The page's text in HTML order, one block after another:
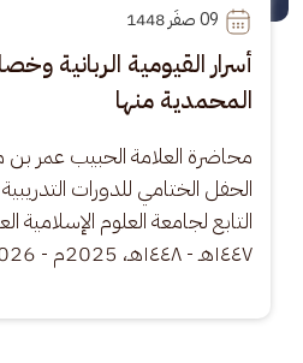
09 صفَر 1448
أسرار القيومية الربانية
المحمدية منها
محاضرة العلامة الحبيب عمر
الحفل الختامي للدورات
التابع لجامعة العلوم الإسلامية
١٤٤٧هـ - ١٤٤٨هـ، 2025م - 2026م. دورة